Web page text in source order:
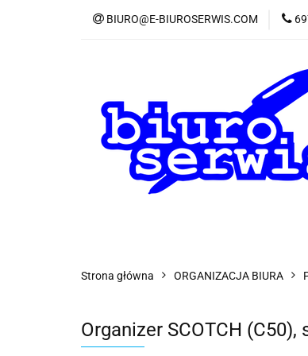
BIURO@E-BIUROSERWIS.COM
Strona główna ORGANIZACJA BIURA
Organizer SCOTCH (C50),